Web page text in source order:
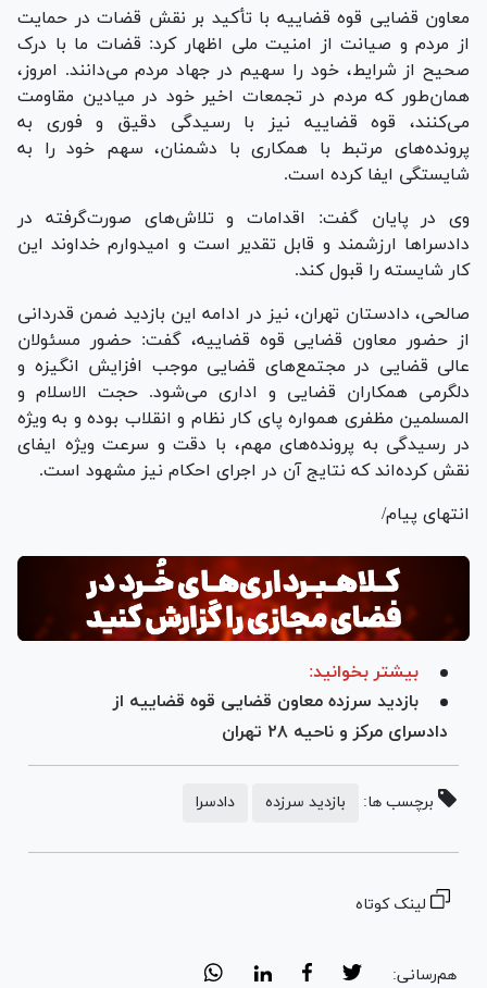
معاون قضایی قوه قضاییه با تأکید بر نقش قضات در حمایت
از مردم و صیانت از امنیت ملی اظهار کرد: قضات ما با درک
صحیح از شرایط، خود را سهیم در جهاد مردم می‌دانند. امروز،
همان‌طور که مردم در تجمعات اخیر خود در میادین مقاومت
می‌کنند، قوه قضاییه نیز با رسیدگی دقیق و فوری به
پرونده‌های مرتبط با همکاری با دشمنان، سهم خود را به
شایستگی ایفا کرده است.
وی در پایان گفت: اقدامات و تلاش‌های صورت‌گرفته در
دادسرا‌ها ارزشمند و قابل تقدیر است و امیدوارم خداوند این
کار شایسته را قبول کند.
صالحی، دادستان تهران، نیز در ادامه این بازدید ضمن قدردانی
از حضور معاون قضایی قوه قضاییه، گفت: حضور مسئولان
عالی قضایی در مجتمع‌های قضایی موجب افزایش انگیزه و
دلگرمی همکاران قضایی و اداری می‌شود. حجت الاسلام و
المسلمین مظفری همواره پای کار نظام و انقلاب بوده و به ویژه
در رسیدگی به پرونده‌های مهم، با دقت و سرعت ویژه ایفای
نقش کرده‌اند که نتایج آن در اجرای احکام نیز مشهود است.
انتهای پیام/
بیشتر بخوانید:
بازدید سرزده معاون قضایی قوه قضاییه از
دادسرای مرکز و ناحیه ۲۸ تهران
برچسب ها: بازدید سرزده دادسرا
لینک کوتاه
هم‌رسانی: